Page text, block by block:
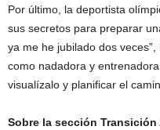
Por último, la deportista
sus secretos para preparar
ya me he jubilado dos
como nadadora y
visualízalo y planificar el
Sobre la sección